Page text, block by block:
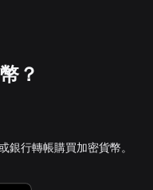
？
銀行轉帳購買加密貨幣。